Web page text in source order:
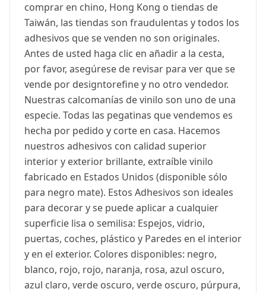
comprar en chino, Hong Kong o tiendas de
Taiwán, las tiendas son fraudulentas y todos los
adhesivos que se venden no son originales.
Antes de usted haga clic en añadir a la cesta,
por favor, asegúrese de revisar para ver que se
vende por designtorefine y no otro vendedor.
Nuestras calcomanías de vinilo son uno de una
especie. Todas las pegatinas que vendemos es
hecha por pedido y corte en casa. Hacemos
nuestros adhesivos con calidad superior
interior y exterior brillante, extraíble vinilo
fabricado en Estados Unidos (disponible sólo
para negro mate). Estos Adhesivos son ideales
para decorar y se puede aplicar a cualquier
superficie lisa o semilisa: Espejos, vidrio,
puertas, coches, plástico y Paredes en el interior
y en el exterior. Colores disponibles: negro,
blanco, rojo, rojo, naranja, rosa, azul oscuro,
azul claro, verde oscuro, verde oscuro, púrpura,